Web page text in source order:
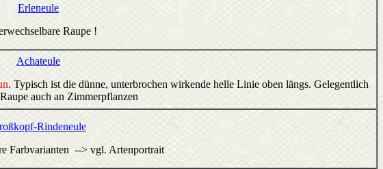
Erleneule
Raupe !
Achateule
. Typisch ist die dünne, unterbrochen wirkende helle Linie oben längs. Gelegentlich
auch an Zimmerpflanzen
Rindeneule
Farbvarianten --> vgl. Artenportrait